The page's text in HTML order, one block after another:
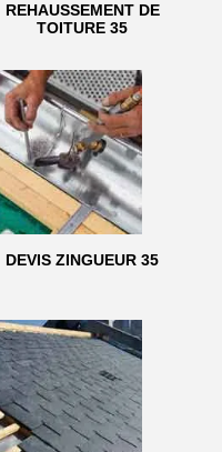
REHAUSSEMENT DE
TOITURE 35
DEVIS ZINGUEUR 35